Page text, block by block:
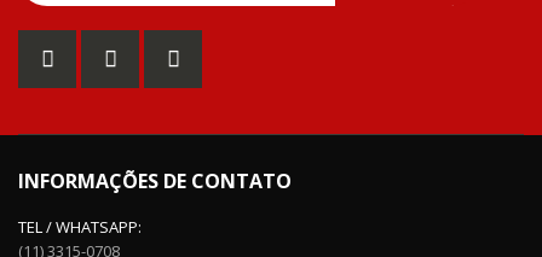
INFORMAÇÕES DE CONTATO
TEL / WHATSAPP:
(11) 3315-0708